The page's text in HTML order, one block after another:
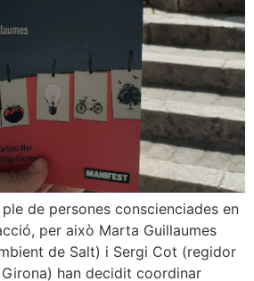
de persones conscienciades en
per això Marta Guillaumes
de Salt) i Sergi Cot (regidor
han decidit coordinar